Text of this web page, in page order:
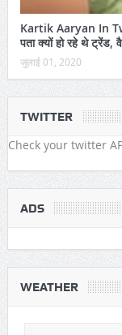
Kartik Aaryan In
पता क्यों हो रहे थे ट्रेंड,
जुलाई 01, 2020
TWITTER
Check your twitter
ADS
WEATHER